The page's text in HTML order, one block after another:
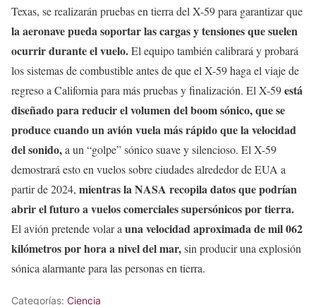
Texas, se realizarán pruebas en tierra del X-59 para garantizar que
la aeronave pueda soportar las cargas y tensiones que suelen
ocurrir durante el vuelo.El equipo también calibrará y probará
los sistemas de combustible antes de que el X-59 haga el viaje de
regreso a California para más pruebas y finalización. El X-59está
diseñado para reducir el volumen del boom sónico, que se
produce cuando un avión vuela más rápido que la velocidad
del sonido,a un “golpe” sónico suave y silencioso. El X-59
demostrará esto en vuelos sobre ciudades alrededor de EUA a
partir de 2024, mientras la NASA recopila datos que podrían
abrir el futuro a vuelos comerciales supersónicos por tierra.
El avión pretende volar a una velocidad aproximada de mil 062
kilómetros por hora a nivel del mar,sin producir una explosión
sónica alarmante para las personas en tierra.
Categorías: Ciencia